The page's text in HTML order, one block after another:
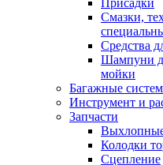
Смазки,
Средства
Шампуни
мойки
Багажные
Инструмент и
Запчасти
Колодки
Сцепление